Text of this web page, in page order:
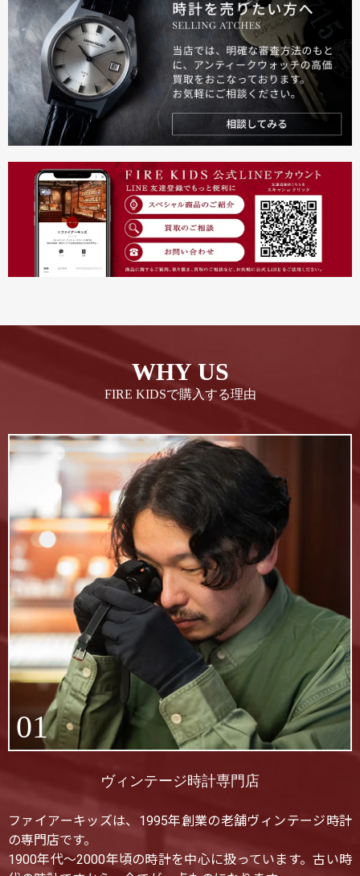
WHY US
FIRE KIDSで購入する理由
01
ヴィンテージ時計専門店
ファイアーキッズは、1995年創業の老舗ヴィンテージ時計
の専門店です。
1900年代〜2000年頃の時計を中心に扱っています。古い時